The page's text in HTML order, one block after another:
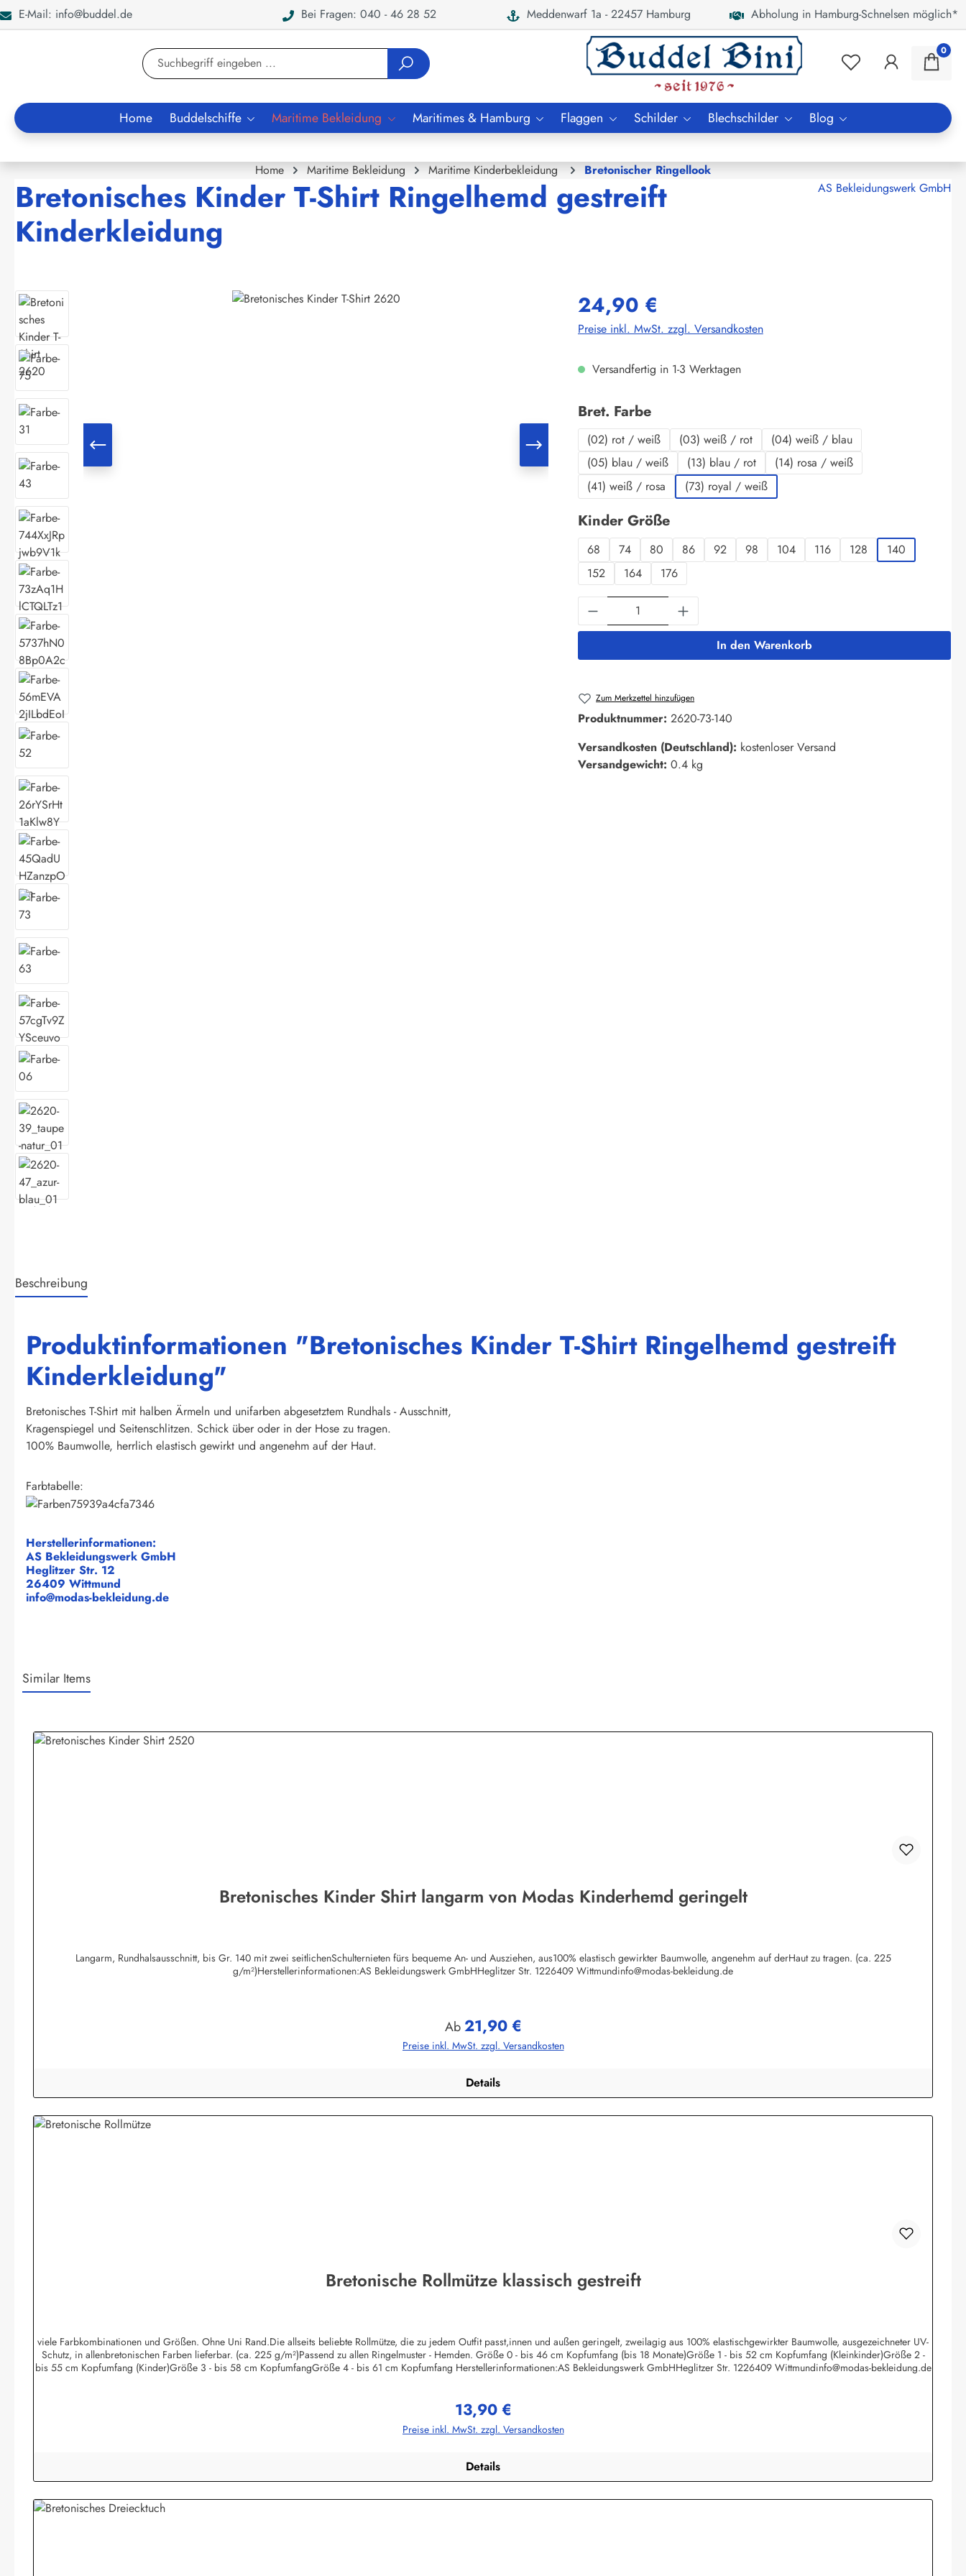
Zur Suche springen
E-Mail: info@buddel.de Bei Fragen: 040 - 46 28 52 Meddenwarf 1a - 22457 Hamburg Abholung in Hamburg-Schnelsen möglich*
0
Home Buddelschiffe Maritime Bekleidung Maritimes & Hamburg Flaggen Schilder Blechschilder Blog
Home Maritime Bekleidung Maritime Kinderbekleidung Bretonischer Ringellook
Bretonisches Kinder T-Shirt Ringelhemd gestreift
Kinderkleidung
AS Bekleidungswerk GmbH
Bildergalerie überspringen 24,90 €
Preise inkl. MwSt. zzgl. Versandkosten
Versandfertig in 1-3 Werktagen
Bret. Farbeauswählen
(02) rot / weiß (03) weiß / rot
(04) weiß / blau
(05) blau / weiß
(13) blau / rot
(14) rosa / weiß
(41) weiß / rosa
(73) royal / weiß
Kinder Größeauswählen
68 74 80 86 92 98 104 116 128
140
152
164 176
Produkt Anzahl: Gib den gewünschten Wert ein
In den Warenkorb
Zum Merkzettel hinzufügen
Produktnummer: 2620-73-140
Versandkosten (Deutschland): kostenloser Versand
Versandgewicht: 0.4 kg
Beschreibung
Produktinformationen "Bretonisches Kinder T-Shirt Ringelhemd gestreift
Kinderkleidung"
Bretonisches T-Shirt mit halben Ärmeln und unifarben abgesetztem Rundhals - Ausschnitt,
Kragenspiegel und Seitenschlitzen. Schick über oder in der Hose zu tragen.
100% Baumwolle, herrlich elastisch gewirkt und angenehm auf der Haut.
Farbtabelle:
Herstellerinformationen:
AS Bekleidungswerk GmbH
Heglitzer Str. 12
26409 Wittmund
info@modas-bekleidung.de
Similar Items
Bretonisches Kinder Shirt langarm von Modas Kinderhemd geringelt
Langarm, Rundhalsausschnitt, bis Gr. 140 mit zwei seitlichenSchulternieten fürs bequeme An- und Ausziehen, aus100% elastisch gewirkter Baumwolle, angenehm auf derHaut zu tragen. (ca. 225
g/m²)Herstellerinformationen:AS Bekleidungswerk GmbHHeglitzer Str. 1226409 Wittmundinfo@modas-bekleidung.de
Regulärer Preis:
Ab21,90 €
Preise inkl. MwSt. zzgl. Versandkosten
Details
Bretonische Rollmütze klassisch gestreift
viele Farbkombinationen und Größen. Ohne Uni Rand.Die allseits beliebte Rollmütze, die zu jedem Outfit passt,innen und außen geringelt, zweilagig aus 100% elastischgewirkter Baumwolle, ausgezeichneter UV-
Schutz, in allenbretonischen Farben lieferbar. (ca. 225 g/m²)Passend zu allen Ringelmuster - Hemden. Größe 0 - bis 46 cm Kopfumfang (bis 18 Monate)Größe 1 - bis 52 cm Kopfumfang (Kleinkinder)Größe 2 -
bis 55 cm Kopfumfang (Kinder)Größe 3 - bis 58 cm KopfumfangGröße 4 - bis 61 cm Kopfumfang Herstellerinformationen:AS Bekleidungswerk GmbHHeglitzer Str. 1226409 Wittmundinfo@modas-bekleidung.de
Regulärer Preis:
13,90 €
Preise inkl. MwSt. zzgl. Versandkosten
Details